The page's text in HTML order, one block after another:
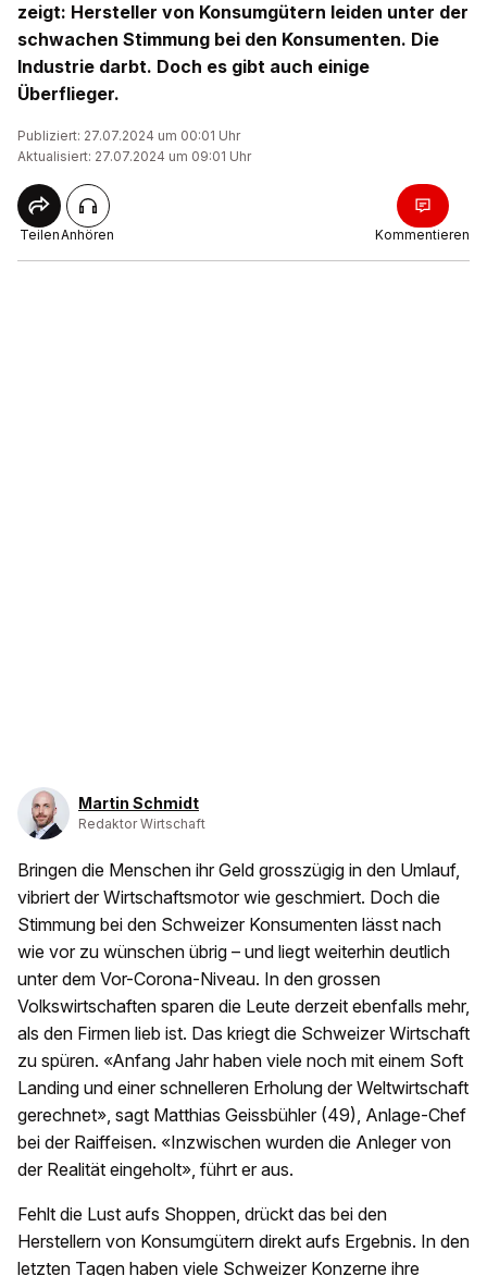
zeigt: Hersteller von Konsumgütern leiden unter der
schwachen Stimmung bei den Konsumenten. Die
Industrie darbt. Doch es gibt auch einige
Überflieger.
Publiziert: 27.07.2024 um 00:01 Uhr
Aktualisiert: 27.07.2024 um 09:01 Uhr
TeilenAnhören Kommentieren
Martin Schmidt
Redaktor Wirtschaft
Bringen die Menschen ihr Geld grosszügig in den Umlauf,
vibriert der Wirtschaftsmotor wie geschmiert. Doch die
Stimmung bei den Schweizer Konsumenten lässt nach
wie vor zu wünschen übrig – und liegt weiterhin deutlich
unter dem Vor-Corona-Niveau. In den grossen
Volkswirtschaften sparen die Leute derzeit ebenfalls mehr,
als den Firmen lieb ist. Das kriegt die Schweizer Wirtschaft
zu spüren. «Anfang Jahr haben viele noch mit einem Soft
Landing und einer schnelleren Erholung der Weltwirtschaft
gerechnet», sagt Matthias Geissbühler (49), Anlage-Chef
bei der Raiffeisen. «Inzwischen wurden die Anleger von
der Realität eingeholt», führt er aus.
Fehlt die Lust aufs Shoppen, drückt das bei den
Herstellern von Konsumgütern direkt aufs Ergebnis. In den
letzten Tagen haben viele Schweizer Konzerne ihre